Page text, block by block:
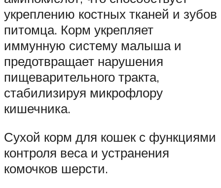
укреплению костных тканей и зубов
питомца. Корм укрепляет
иммунную систему малыша и
предотвращает нарушения
пищеварительного тракта,
стабилизируя микрофлору
кишечника.
Сухой корм для кошек с функциями
контроля веса и устранения
комочков шерсти.